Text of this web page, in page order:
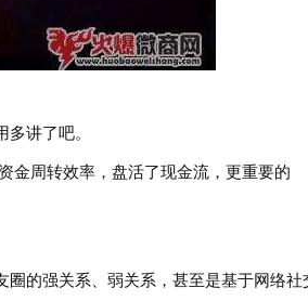
讲了吧。
周转效率，盘活了现金流，更重要的
的强关系、弱关系，甚至是基于网络社